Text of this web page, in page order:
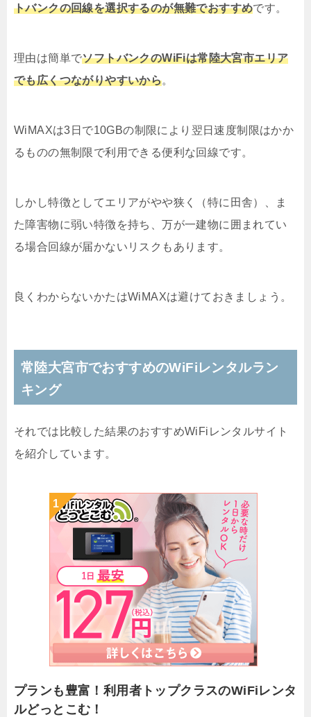
トバンクの回線を選択するのが無難でおすすめです。
理由は簡単でソフトバンクのWiFiは常陸大宮市エリア
でも広くつながりやすいから。
WiMAXは3日で10GBの制限により翌日速度制限はかか
るものの無制限で利用できる便利な回線です。
しかし特徴としてエリアがやや狭く（特に田舎）、ま
た障害物に弱い特徴を持ち、万が一建物に囲まれてい
る場合回線が届かないリスクもあります。
良くわからないかたはWiMAXは避けておきましょう。
常陸大宮市でおすすめのWiFiレンタルラン
キング
それでは比較した結果のおすすめWiFiレンタルサイト
を紹介しています。
プランも豊富！利用者トップクラスのWiFiレンタ
ルどっとこむ！